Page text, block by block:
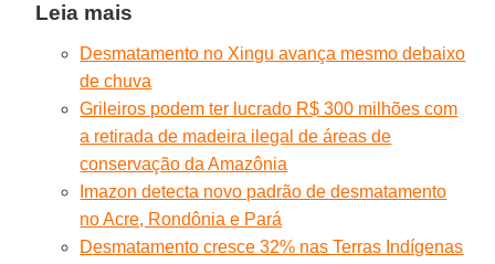
Leia mais
Desmatamento no Xingu avança mesmo debaixo
de chuva
Grileiros podem ter lucrado R$ 300 milhões com
a retirada de madeira ilegal de áreas de
conservação da Amazônia
Imazon detecta novo padrão de desmatamento
no Acre, Rondônia e Pará
Desmatamento cresce 32% nas Terras Indígenas